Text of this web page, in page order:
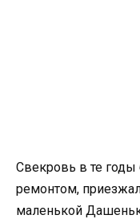
Свекровь в те
ремонтом,
маленькой